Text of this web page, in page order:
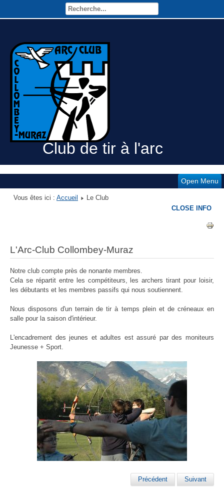
Club de tir à l'arc
Open Menu
Vous êtes ici : Accueil Le Club
L'Arc-Club Collombey-Muraz
Notre club compte près de nonante membres.
Cela se répartit entre les compétiteurs, les archers tirant pour loisir,
les débutants et les membres passifs qui nous soutiennent.
Nous disposons d'un terrain de tir à temps plein et de créneaux en
salle pour la saison d'intérieur.
L'encadrement des jeunes et adultes est assuré par des moniteurs
Jeunesse + Sport.
Précédent Suivant
CLOSE INFO